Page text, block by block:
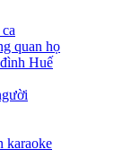
quan họ
Huế
karaoke